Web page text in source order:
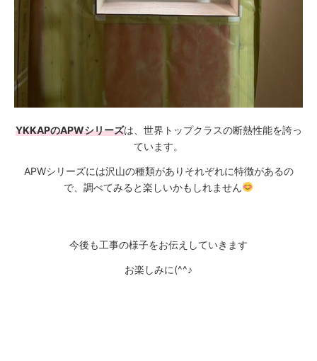
YKKAPのAPWシリーズは、世界トップクラスの断熱性能を誇っ
ています。
APWシリーズには沢山の種類がありそれぞれに特徴があるの
で、調べてみると楽しいかもしれません
今後も工事の様子をお伝えしていきます
お楽しみに(^^♪